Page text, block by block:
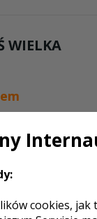
WIELKA
Chcemy pomóc
cookies, jak